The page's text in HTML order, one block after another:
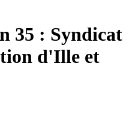
35 : Syndicat
d'Ille et